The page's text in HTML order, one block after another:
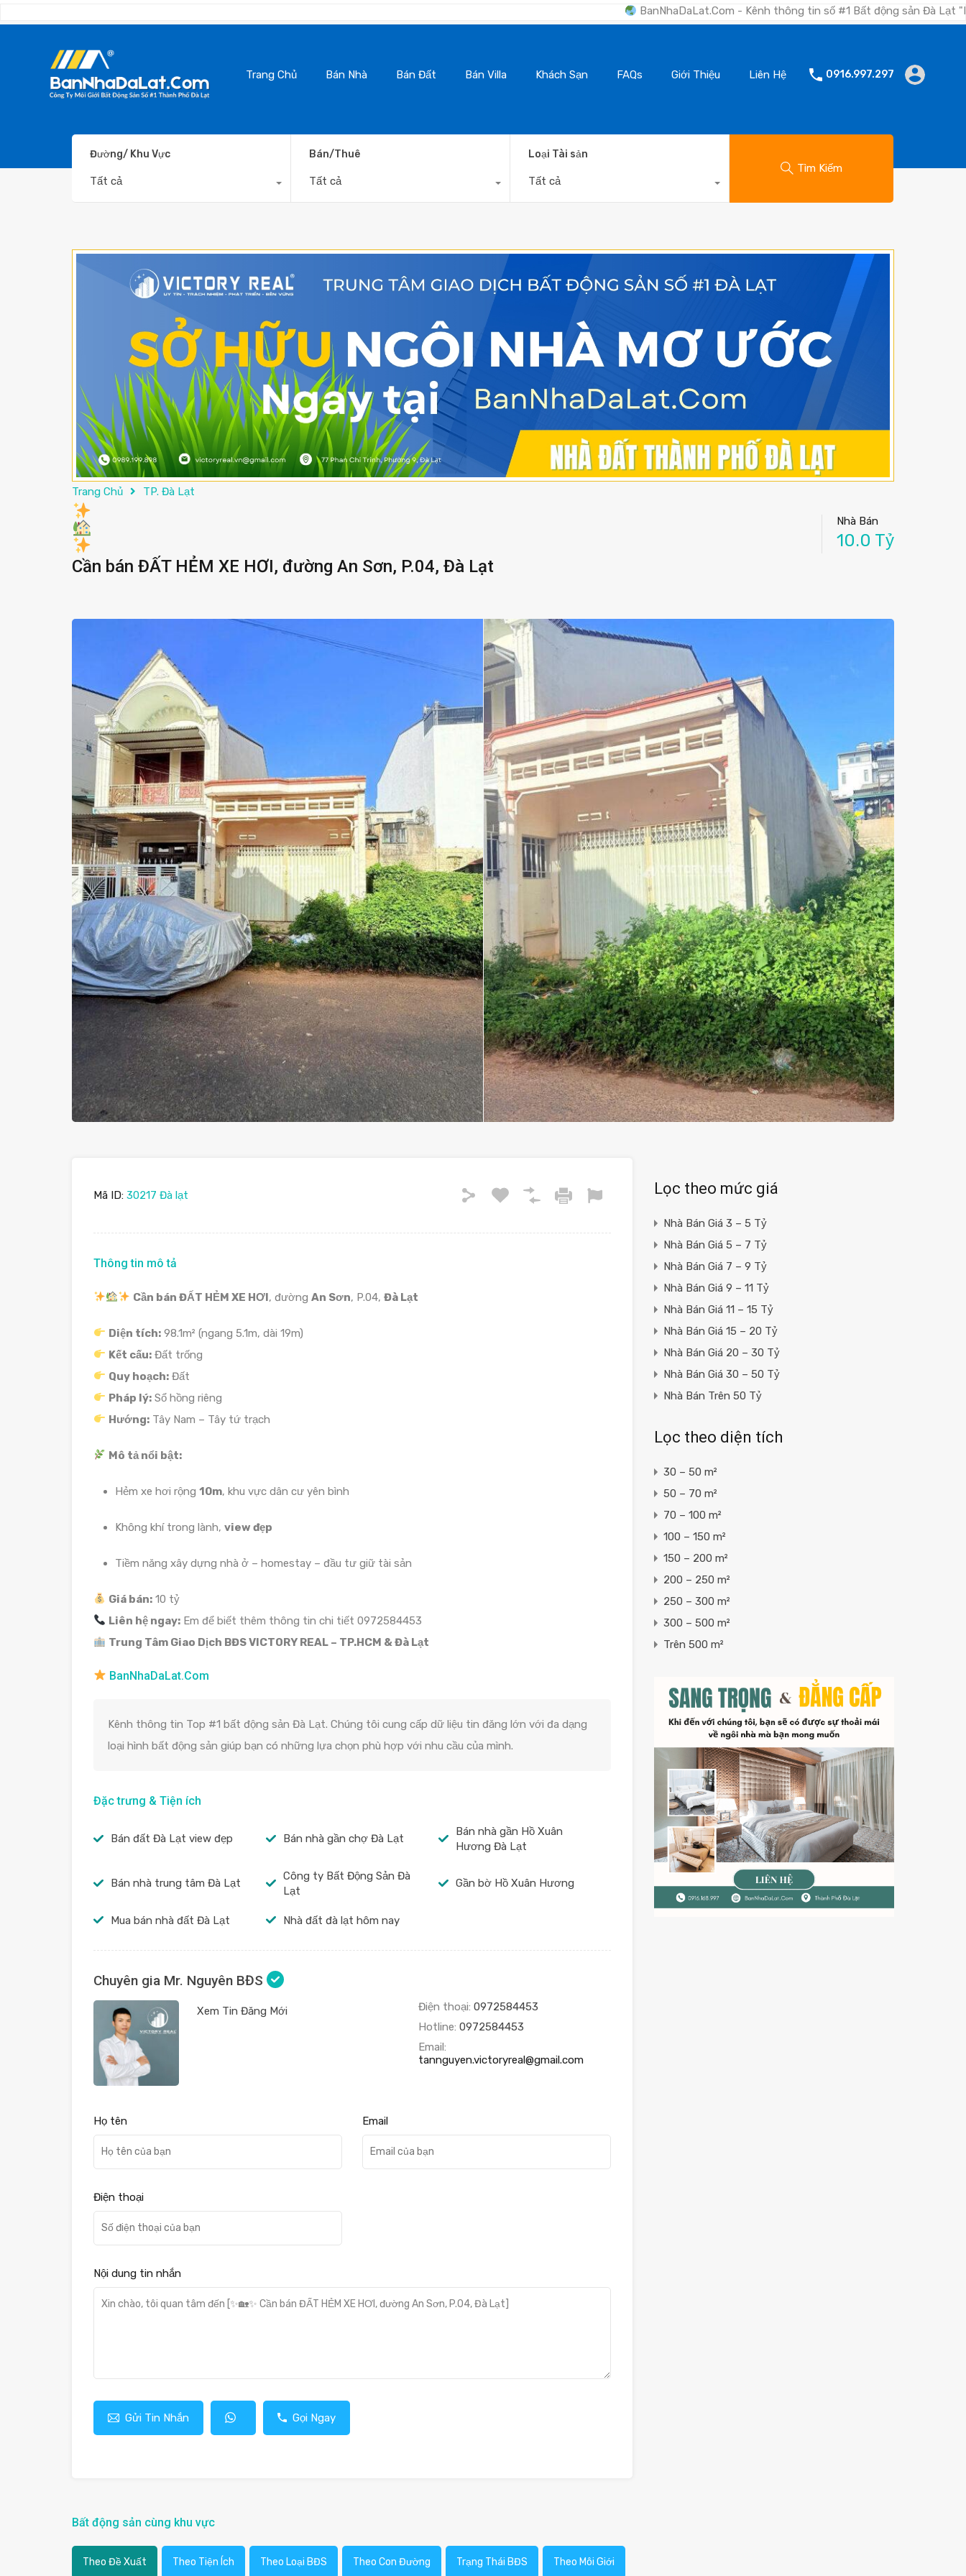
BanNhaDaLat.Com - Kênh thông tin số #1 Bất động sản Đà Lạt "Nơi bạn tìm
Trang Chủ Bán Nhà Bán Đất Bán Villa Khách Sạn FAQs Giới Thiệu Liên Hệ 0916.997.297
Đường/ Khu Vực
Tất cả
Bán/Thuê
Tất cả
Loại Tài sản
Tất cả
Tìm Kiếm
Trang Chủ TP. Đà Lạt
Cần bán ĐẤT HẺM XE HƠI, đường An Sơn, P.04, Đà Lạt
Nhà Bán
10.0 Tỷ
Mã ID: 30217 Đà lạt
Thông tin mô tả
Cần bán ĐẤT HẺM XE HƠI, đườngAn Sơn, P.04,Đà Lạt
Diện tích: 98.1m² (ngang 5.1m, dài 19m)
Kết cấu: Đất trống
Quy hoạch: Đất
Pháp lý: Sổ hồng riêng
Hướng: Tây Nam – Tây tứ trạch
Mô tả nổi bật:
Hẻm xe hơi rộng 10m, khu vực dân cư yên bình
Không khí trong lành, view đẹp
Tiềm năng xây dựng nhà ở – homestay – đầu tư giữ tài sản
Giá bán: 10 tỷ
Liên hệ ngay: Em để biết thêm thông tin chi tiết 0972584453
Trung Tâm Giao Dịch BĐS VICTORY REAL – TP.HCM & Đà Lạt
BanNhaDaLat.Com
Kênh thông tin Top #1 bất động sản Đà Lạt. Chúng tôi cung cấp dữ liệu tin đăng lớn với đa dạng
loại hình bất động sản giúp bạn có những lựa chọn phù hợp với nhu cầu của mình.
Đặc trưng & Tiện ích
Bán đất Đà Lạt view đẹp Bán nhà gần chợ Đà Lạt
Bán nhà gần Hồ Xuân
Hương Đà Lạt
Bán nhà trung tâm Đà Lạt
Công ty Bất Động Sản Đà
Lạt
Gần bờ Hồ Xuân Hương
Mua bán nhà đất Đà Lạt Nhà đất đà lạt hôm nay
Chuyên gia Mr. Nguyên BĐS
Xem Tin Đăng Mới Điện thoại: 0972584453
Hotline: 0972584453
Email:
tannguyen.victoryreal@gmail.com
Họ tên Email
Điện thoại
Nội dung tin nhắn
Gửi Tin Nhắn Gọi Ngay
Bất động sản cùng khu vực
Theo Đề Xuất Theo Tiện Ích Theo Loại BĐS Theo Con Đường Trạng Thái BĐS Theo Môi Giới
Lọc theo mức giá
Nhà Bán Giá 3 – 5 Tỷ
Nhà Bán Giá 5 – 7 Tỷ
Nhà Bán Giá 7 – 9 Tỷ
Nhà Bán Giá 9 – 11 Tỷ
Nhà Bán Giá 11 – 15 Tỷ
Nhà Bán Giá 15 – 20 Tỷ
Nhà Bán Giá 20 – 30 Tỷ
Nhà Bán Giá 30 – 50 Tỷ
Nhà Bán Trên 50 Tỷ
Lọc theo diện tích
30 – 50 m²
50 – 70 m²
70 – 100 m²
100 – 150 m²
150 – 200 m²
200 – 250 m²
250 – 300 m²
300 – 500 m²
Trên 500 m²